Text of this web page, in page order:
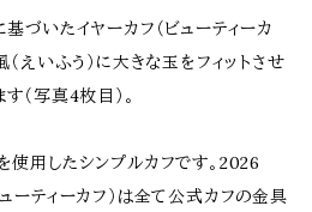
づいたイヤーカフ（ビューティーカ
（えいふう）に大きな玉をフィットさせ
（写真4枚目）。
使用したシンプルカフです。2026
ーティーカフ）は全て公式カフの金具